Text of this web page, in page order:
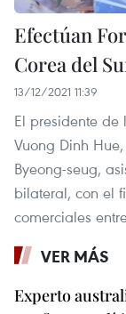
Efectúan
Corea del
13/12/2021 11:39
El presidente
Vuong Dinh
Byeong-seug,
bilateral, con el
comerciales
VER MÁS
Experto